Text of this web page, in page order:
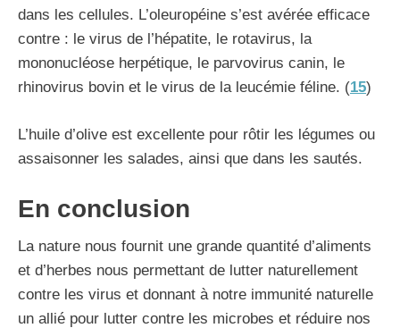
dans les cellules. L’oleuropéine s’est avérée efficace
contre : le virus de l’hépatite, le rotavirus, la
mononucléose herpétique, le parvovirus canin, le
rhinovirus bovin et le virus de la leucémie féline. (15)
L’huile d’olive est excellente pour rôtir les légumes ou
assaisonner les salades, ainsi que dans les sautés.
En conclusion
La nature nous fournit une grande quantité d’aliments
et d’herbes nous permettant de lutter naturellement
contre les virus et donnant à notre immunité naturelle
un allié pour lutter contre les microbes et réduire nos